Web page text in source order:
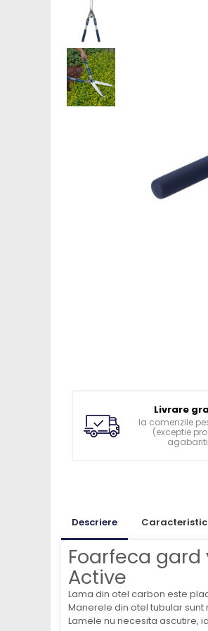
Saboti ongloane
Scule si echipamente trimaj
Management vaci
Accesorii muls vaci
Galeti, bidoane, tetine vitei
Colostru vitei
Cusete individuale
Furajare si adapare vitei
Echipamente si accesorii furajare
Suplimente nutritive vitei
Sanatate si confort vitei
Livrare
la comenzile
(exceptie
Descriere
Foarfeca
Active
Lama din otel carbon este
Manerele din otel tubular
Lamele nu necesita ascutire,